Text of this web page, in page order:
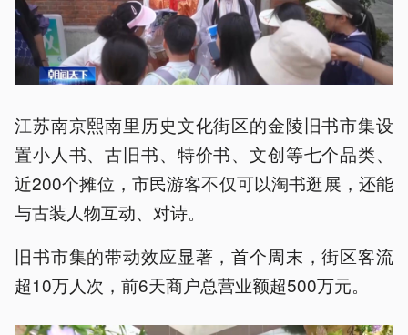
江苏南京熙南里历史文化街区的金陵旧书市集设
置小人书、古旧书、特价书、文创等七个品类、
近200个摊位，市民游客不仅可以淘书逛展，还能
与古装人物互动、对诗。
旧书市集的带动效应显著，首个周末，街区客流
超10万人次，前6天商户总营业额超500万元。